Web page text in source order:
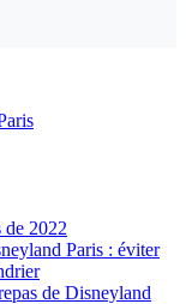
de 2022
Paris : éviter
de Disneyland